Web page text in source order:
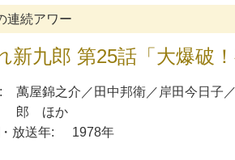
連続アワー
新九郎 第25話「大爆破
萬屋錦之介 ／ 田中邦衛 ／ 岸田今日子 ／
郎 ほか
放送年:
1978年